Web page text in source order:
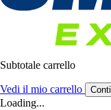
Subtotale carrello
Vedi il mio carrello
Loading...